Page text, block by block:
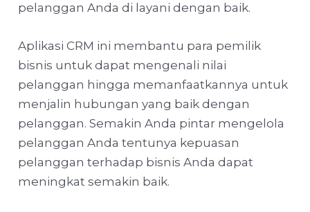
pelanggan Anda di layani dengan baik.
Aplikasi CRM ini membantu para pemilik
bisnis untuk dapat mengenali nilai
pelanggan hingga memanfaatkannya untuk
menjalin hubungan yang baik dengan
pelanggan. Semakin Anda pintar mengelola
pelanggan Anda tentunya kepuasan
pelanggan terhadap bisnis Anda dapat
meningkat semakin baik.